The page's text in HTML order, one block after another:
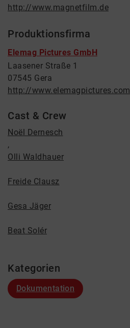
http://www.magnetfilm.de
Produktionsfirma
Elemag Pictures GmbH
Laasener Straße 1
07545 Gera
http://www.elemagpictures.com
Cast & Crew
Noël Dernesch
,
Olli Waldhauer
Freide Clausz
Gesa Jäger
Beat Solér
Kategorien
Dokumentation